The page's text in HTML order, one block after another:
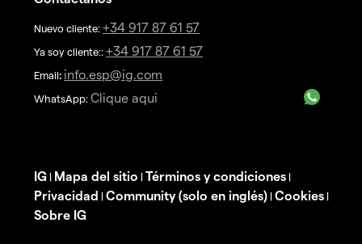
Nuevo cliente: +34 917 87 61 57
Ya soy cliente:: +34 917 87 61 57
Email: info.esp@ig.com
WhatsApp: Clique aqui
IG | Mapa del sitio | Términos y condiciones |
Privacidad | Community (solo en inglés) | Cookies |
Sobre IG